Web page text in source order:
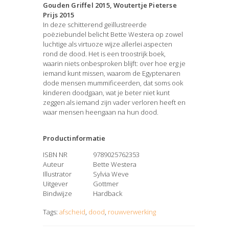
Gouden Griffel 2015, Woutertje Pieterse
Prijs 2015
In deze schitterend geïllustreerde
poëziebundel belicht Bette Westera op zowel
luchtige als virtuoze wijze allerlei aspecten
rond de dood. Het is een troostrijk boek,
waarin niets onbesproken blijft: over hoe erg je
iemand kunt missen, waarom de Egyptenaren
dode mensen mummificeerden, dat soms ook
kinderen doodgaan, wat je beter niet kunt
zeggen als iemand zijn vader verloren heeft en
waar mensen heengaan na hun dood.
Productinformatie
ISBN NR
9789025762353
Auteur
Bette Westera
Illustrator
Sylvia Weve
Uitgever
Gottmer
Bindwijze
Hardback
Tags: afscheid, dood, rouwverwerking